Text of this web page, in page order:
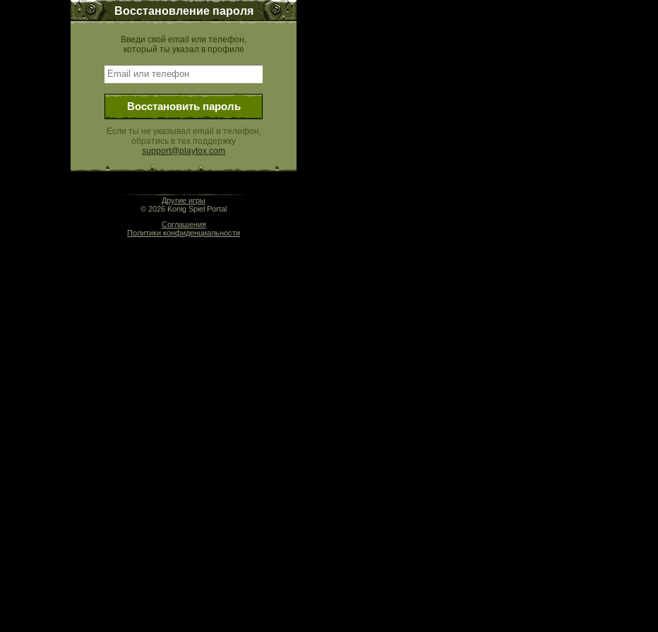
Восстановление пароля
Введи свой email или телефон,
который ты указал в профиле
Восстановить пароль
Если ты не указывал email и телефон,
обратись в тех.поддержку
support@playtox.com
Другие игры
© 2026 Konig Spiel Portal
Соглашения
Политики конфиденциальности